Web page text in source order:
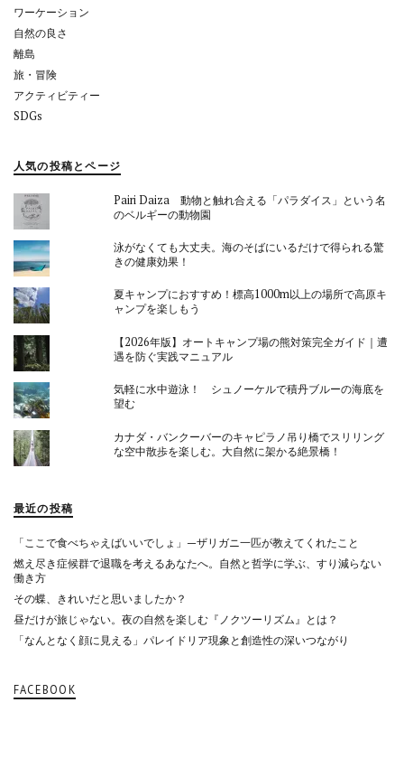
ワーケーション
自然の良さ
離島
旅・冒険
アクティビティー
SDGs
人気の投稿とページ
Pairi Daiza 動物と触れ合える「パラダイス」という名
のベルギーの動物園
泳がなくても大丈夫。海のそばにいるだけで得られる驚
きの健康効果！
夏キャンプにおすすめ！標高1000m以上の場所で高原キ
ャンプを楽しもう
【2026年版】オートキャンプ場の熊対策完全ガイド｜遭
遇を防ぐ実践マニュアル
気軽に水中遊泳！ シュノーケルで積丹ブルーの海底を
望む
カナダ・バンクーバーのキャピラノ吊り橋でスリリング
な空中散歩を楽しむ。大自然に架かる絶景橋！
最近の投稿
「ここで食べちゃえばいいでしょ」—ザリガニ一匹が教えてくれたこと
燃え尽き症候群で退職を考えるあなたへ。自然と哲学に学ぶ、すり減らない
働き方
その蝶、きれいだと思いましたか？
昼だけが旅じゃない。夜の自然を楽しむ『ノクツーリズム』とは？
「なんとなく顔に見える」パレイドリア現象と創造性の深いつながり
FACEBOOK